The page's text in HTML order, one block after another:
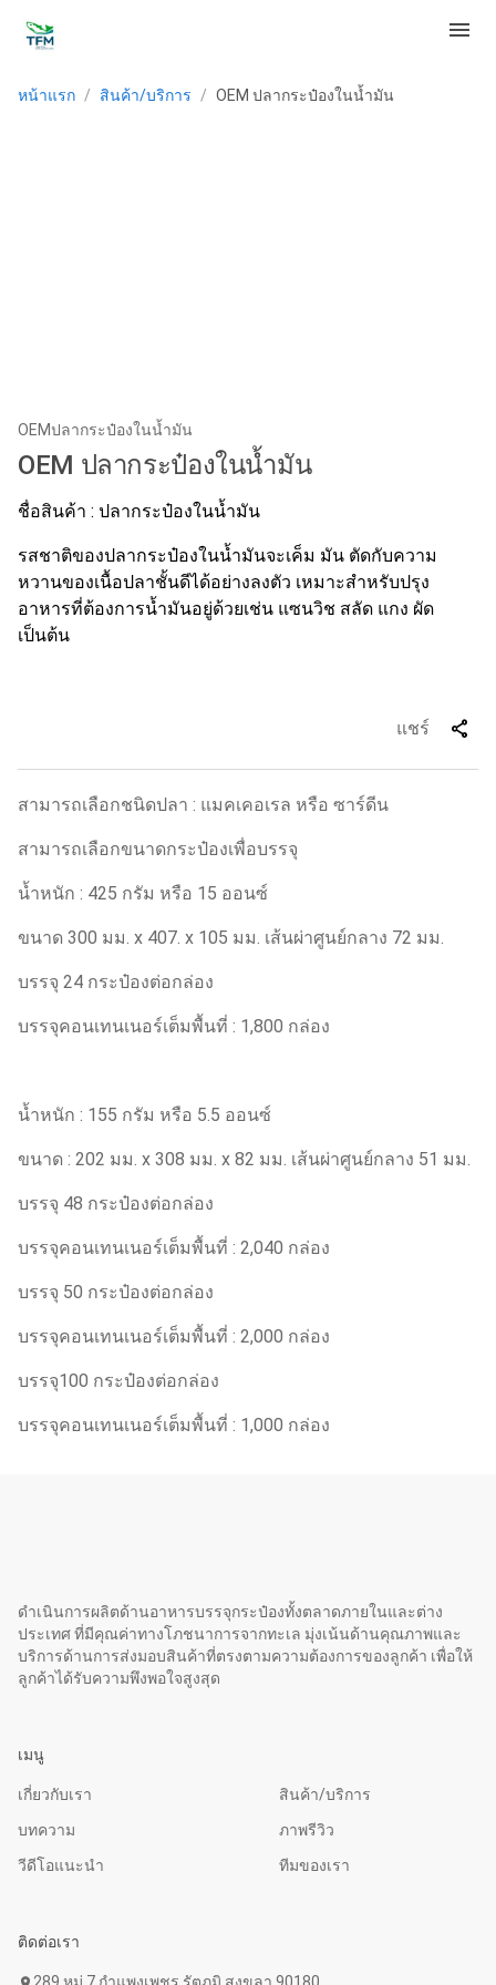
menu
หน้าแรก / สินค้า/บริการ / OEM ปลากระป๋องในน้ำมัน
OEMปลากระป๋องในน้ำมัน
OEM ปลากระป๋องในน้ำมัน
ชื่อสินค้า : ปลากระป๋องในน้ำมัน
รสชาติของปลากระป๋องในน้ำมันจะเค็ม มัน ตัดกับความ
หวานของเนื้อปลาชั้นดีได้อย่างลงตัว เหมาะสำหรับปรุง
อาหารที่ต้องการน้ำมันอยู่ด้วยเช่น แซนวิช สลัด แกง ผัด
เป็นต้น
แชร์ share
สามารถเลือกชนิดปลา : แมคเคอเรล หรือ ซาร์ดีน
สามารถเลือกขนาดกระป๋องเพื่อบรรจุ
น้ำหนัก : 425 กรัม หรือ 15 ออนซ์
ขนาด 300 มม. x 407. x 105 มม. เส้นผ่าศูนย์กลาง 72 มม.
บรรจุ 24 กระป๋องต่อกล่อง
บรรจุคอนเทนเนอร์เต็มพื้นที่ : 1,800 กล่อง
น้ำหนัก : 155 กรัม หรือ 5.5 ออนซ์
ขนาด : 202 มม. x 308 มม. x 82 มม. เส้นผ่าศูนย์กลาง 51 มม.
บรรจุ 48 กระป๋องต่อกล่อง
บรรจุคอนเทนเนอร์เต็มพื้นที่ : 2,040 กล่อง
บรรจุ 50 กระป๋องต่อกล่อง
บรรจุคอนเทนเนอร์เต็มพื้นที่ : 2,000 กล่อง
บรรจุ100 กระป๋องต่อกล่อง
บรรจุคอนเทนเนอร์เต็มพื้นที่ : 1,000 กล่อง
ดำเนินการผลิตด้านอาหารบรรจุกระป๋องทั้งตลาดภายในและต่าง
ประเทศ ที่มีคุณค่าทางโภชนาการจากทะเล มุ่งเน้นด้านคุณภาพและ
บริการด้านการส่งมอบสินค้าที่ตรงตามความต้องการของลูกค้า เพื่อให้
ลูกค้าได้รับความพึงพอใจสูงสุด
เมนู
เกี่ยวกับเรา
สินค้า/บริการ
บทความ
ภาพรีวิว
วีดีโอแนะนำ
ทีมของเรา
ติดต่อเรา